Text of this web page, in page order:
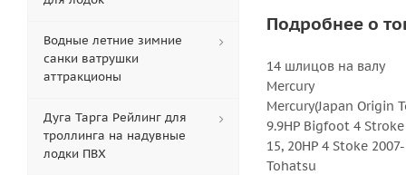
Подробнее о
14 шлицов на валу
Mercury
Mercury(Japan Origin
9.9HP Bigfoot 4
15, 20HP 4 Stoke
Tohatsu
Водные летние зимние
санки ватрушки
аттракционы
Дуга Тарга Рейлинг для
троллинга на надувные
лодки ПВХ